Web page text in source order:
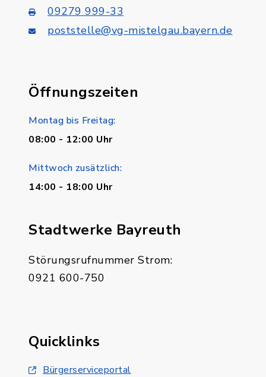
09279 999-33
poststelle@vg-mistelgau.bayern.de
Öffnungszeiten
Montag bis Freitag:
08:00 - 12:00 Uhr
Mittwoch zusätzlich:
14:00 - 18:00 Uhr
Stadtwerke Bayreuth
Störungsrufnummer Strom:
0921 600-750
Quicklinks
Bürgerserviceportal